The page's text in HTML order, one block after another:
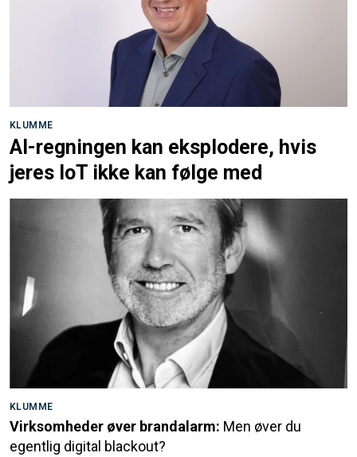
KLUMME
AI-regningen kan eksplodere, hvis
jeres IoT ikke kan følge med
KLUMME
Virksomheder øver brandalarm: Men øver du
egentlig digital blackout?